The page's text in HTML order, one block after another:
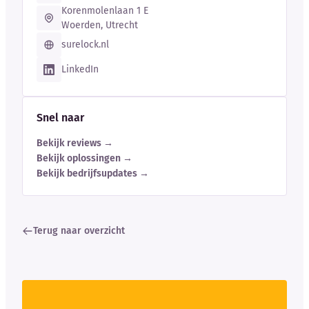
Korenmolenlaan 1 E
Woerden, Utrecht
surelock.nl
LinkedIn
Snel naar
Bekijk reviews →
Bekijk oplossingen →
Bekijk bedrijfsupdates →
Terug naar overzicht